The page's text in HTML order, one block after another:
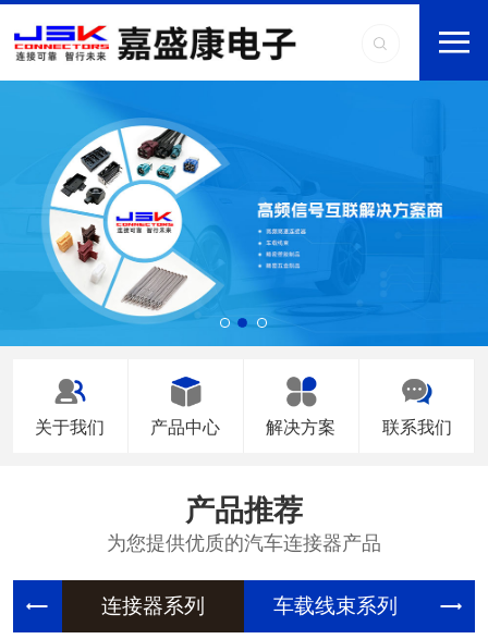
关于我们 产品中心 解决方案 联系我们
产品推荐
为您提供优质的汽车连接器产品
连接器系 车载线束 精